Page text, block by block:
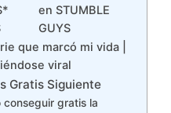
en STUMBLE
GUYS
que marcó mi vida |
viral
Gratis Siguiente
conseguir gratis la